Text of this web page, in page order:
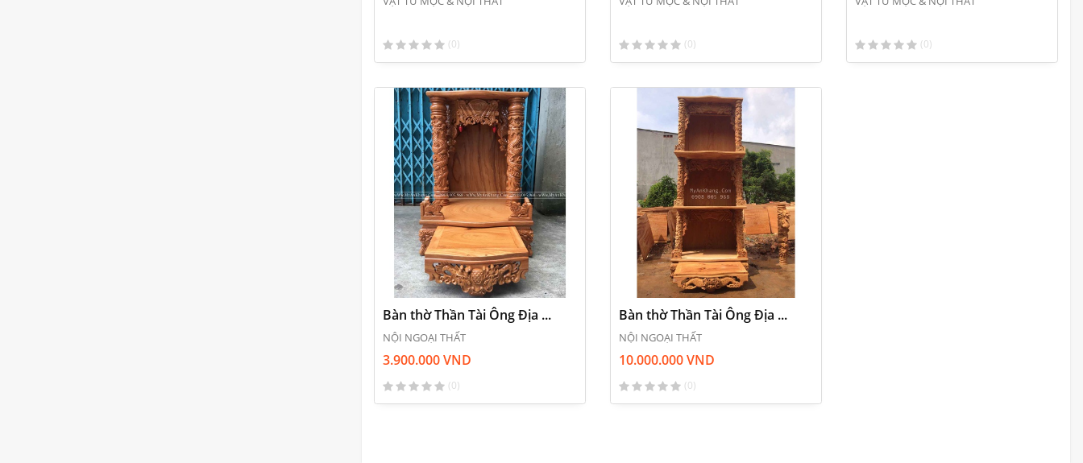
(0) (0) (0)
Bàn thờ Thần Tài Ông Địa ...
NỘI NGOẠI THẤT
3.900.000 VND
(0)
Bàn thờ Thần Tài Ông Địa ...
NỘI NGOẠI THẤT
10.000.000 VND
(0)